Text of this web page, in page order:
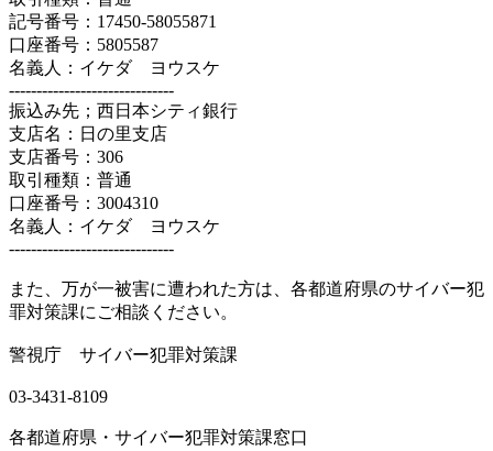
記号番号：17450-58055871
口座番号：5805587
名義人：イケダ ヨウスケ
------------------------------
振込み先；西日本シティ銀行
支店名：日の里支店
支店番号：306
取引種類：普通
口座番号：3004310
名義人：イケダ ヨウスケ
------------------------------
また、万が一被害に遭われた方は、各都道府県のサイバー犯
罪対策課にご相談ください。
警視庁 サイバー犯罪対策課
03-3431-8109
各都道府県・サイバー犯罪対策課窓口